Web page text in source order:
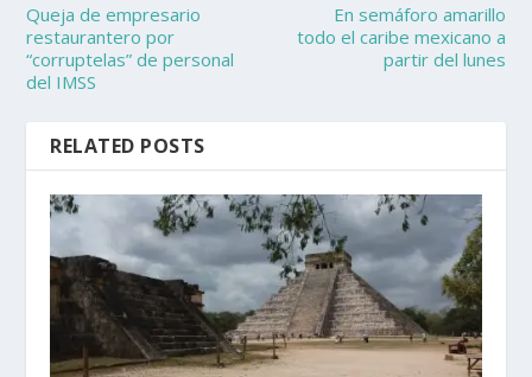
Queja de empresario
restaurantero por
“corruptelas” de personal
del IMSS
En semáforo amarillo
todo el caribe mexicano a
partir del lunes
RELATED POSTS